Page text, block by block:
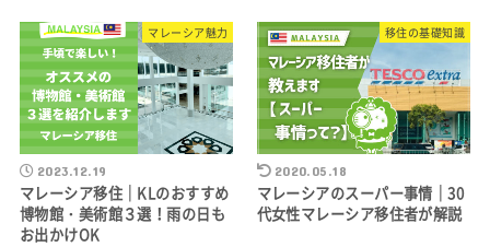
マレーシア魅力
2023.12.19
マレーシア移住｜KLのおすすめ
博物館・美術館３選！雨の日も
お出かけOK
移住の基礎知識
2020.05.18
マレーシアのスーパー事情｜30
代女性マレーシア移住者が解説